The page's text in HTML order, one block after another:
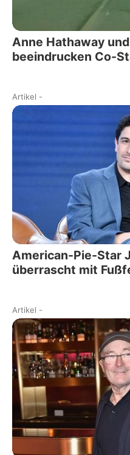
Anne Hathaway
beeindrucken Co-
Artikel -
American-Pie-Star
überrascht mit
Artikel -